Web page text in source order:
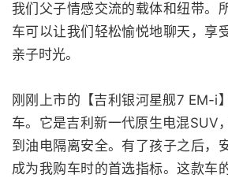
我们父子情感交流的载体和纽带。
车可以让我们轻松愉悦地聊天，享
亲子时光。
刚刚上市的【吉利银河星舰7 EM-i
车。它是吉利新一代原生电混SUV
到油电隔离安全。有了孩子之后，
成为我购车时的首选指标。这款车